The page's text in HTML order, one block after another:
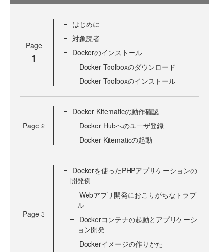
Page
1
はじめに
対象読者
Dockerのインストール
Docker Toolboxのダウンロード
Docker Toolboxのインストール
Page 2
Docker Kitematicの動作確認
Docker Hubへのユーザ登録
Docker Kitematicの起動
Page 3
Dockerを使ったPHPアプリケーションの
開発例
Webアプリ開発におこりがちなトラブ
ル
Dockerコンテナの起動とアプリケーシ
ョン開発
Dockerイメージの作りかた